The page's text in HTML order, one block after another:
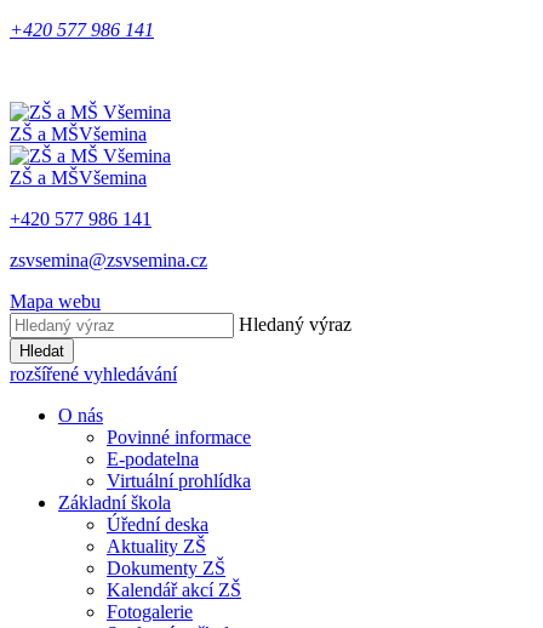
+420 577 986 141
ZŠ a MŠVšemina
ZŠ a MŠVšemina
+420 577 986 141
zsvsemina@zsvsemina.cz
Mapa webu
Hledaný výraz
Hledat
rozšířené vyhledávání
O nás
Povinné informace
E-podatelna
Virtuální prohlídka
Základní škola
Úřední deska
Aktuality ZŠ
Dokumenty ZŠ
Kalendář akcí ZŠ
Fotogalerie